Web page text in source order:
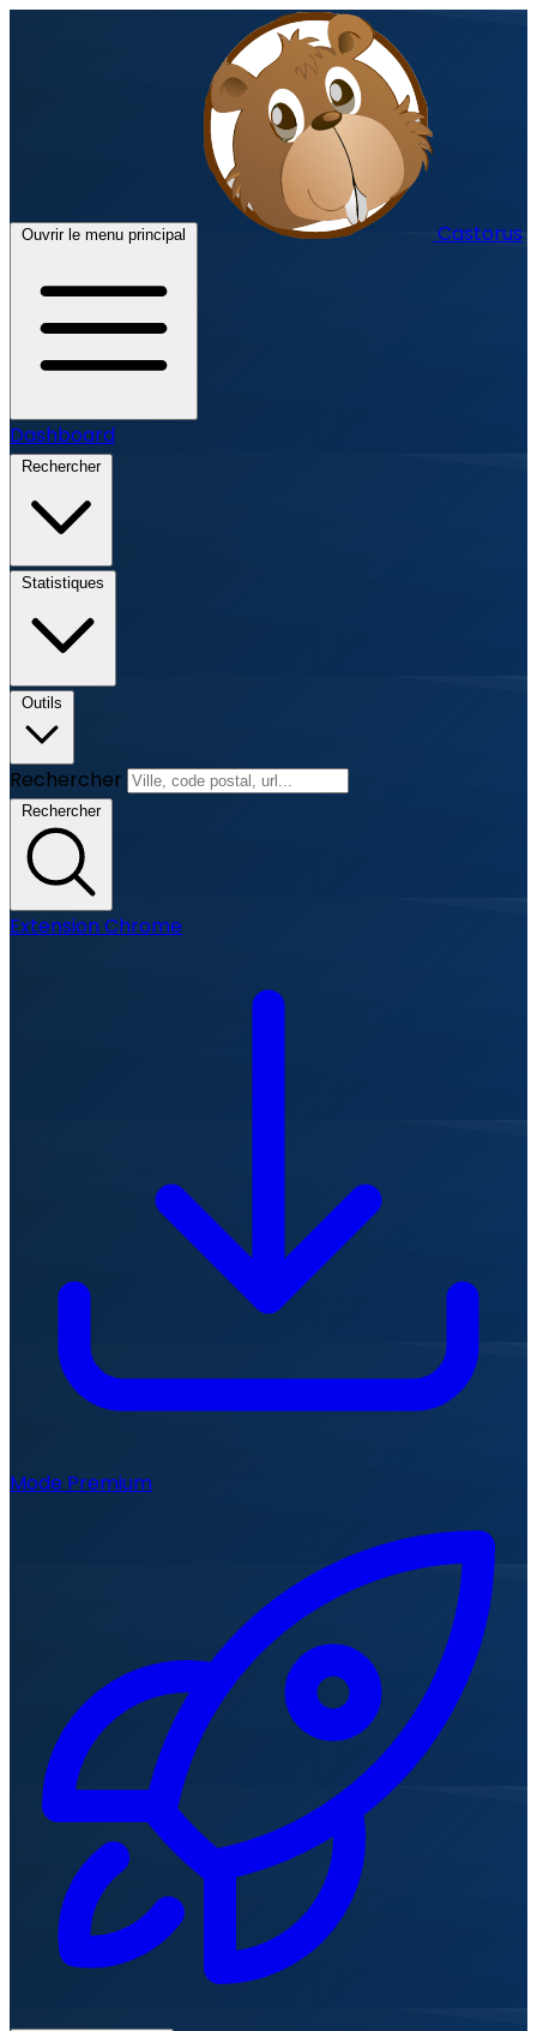
Ouvrir le menu principal Castorus
Dashboard
Rechercher
Statistiques
Outils
Rechercher
Rechercher
Extension Chrome
Mode Premium